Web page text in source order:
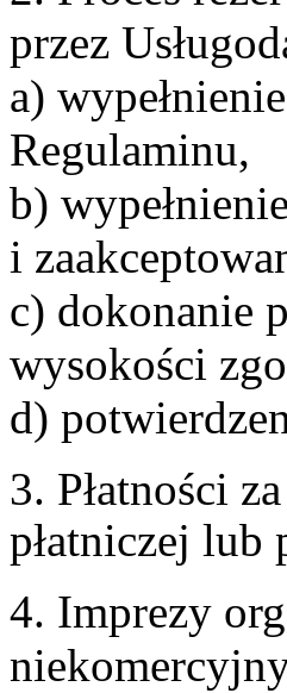
przez
a)
Regulaminu,
b)
i
c) dokonanie
wysokości
d)
3. Płatności
płatniczej lub
4. Imprezy